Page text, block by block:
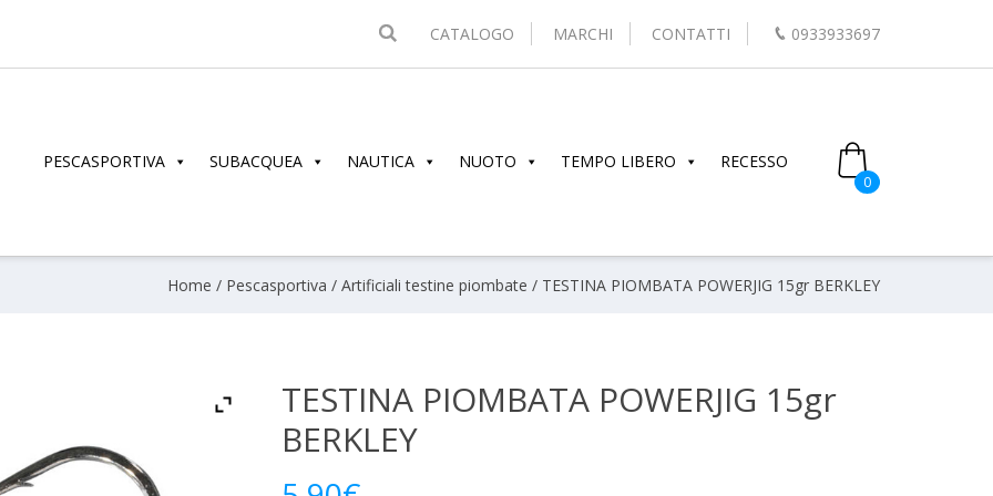
CATALOGO MARCHI CONTATTI 0933933697
PESCASPORTIVA SUBACQUEA NAUTICA NUOTO TEMPO LIBERO RECESSO
0
Home / Pescasportiva / Artificiali testine piombate / TESTINA PIOMBATA POWERJIG 15gr BERKLEY
TESTINA PIOMBATA POWERJIG 15gr
BERKLEY